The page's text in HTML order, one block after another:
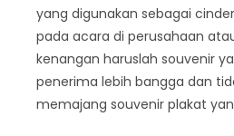
yang digunakan sebagai
pada acara di perusahaan
kenangan haruslah souvenir
penerima lebih bangga dan
memajang souvenir plakat